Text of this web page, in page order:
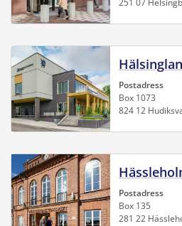
251 07
Postadress
Box 1073
824 12
Postadress
Box 135
281 22